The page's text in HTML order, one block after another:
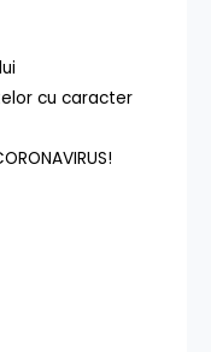
cu caracter